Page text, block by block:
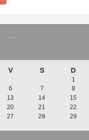
V S D
1
6 7
8
13 14
15
20 21
22
27 28
29